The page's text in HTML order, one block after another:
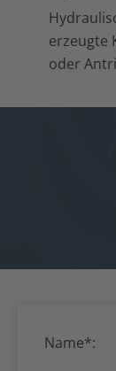
erzeugte
oder
Name*: